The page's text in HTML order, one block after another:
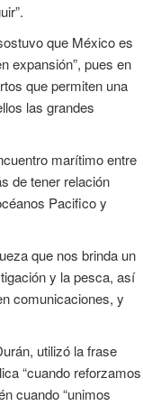
que México es
expansión”, pues en
que permiten una
las grandes
marítimo entre
de tener relación
Pacifico y
que nos brinda un
y la pesca, así
comunicaciones, y
utilizó la frase
“cuando reforzamos
cuando “unimos